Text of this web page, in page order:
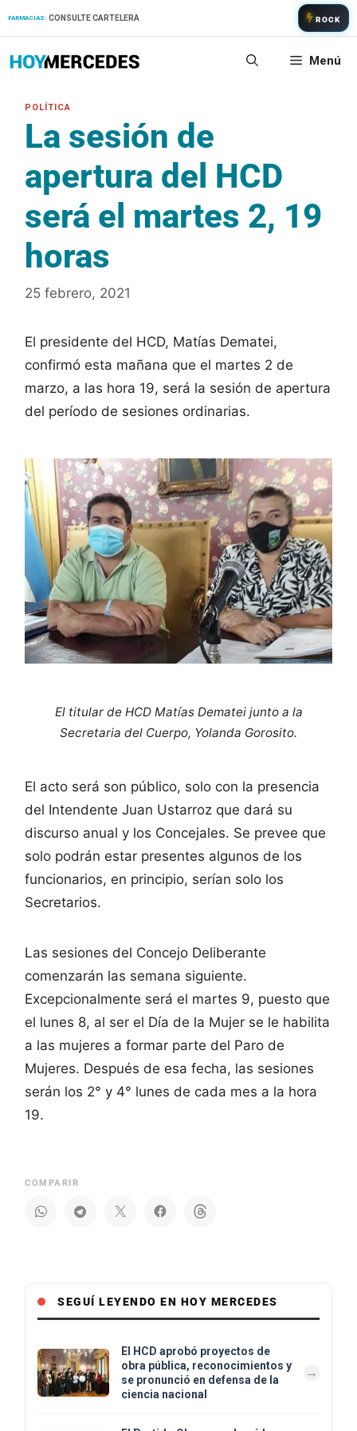
FARMACIAS: CONSULTE CARTELERA ROCK
Menú
La sesión de
apertura del HCD
será el martes 2, 19
horas
25 febrero, 2021
El presidente del HCD, Matías Dematei,
confirmó esta mañana que el martes 2 de
marzo, a las hora 19, será la sesión de apertura
del período de sesiones ordinarias.
El titular de HCD Matías Dematei junto a la
Secretaria del Cuerpo, Yolanda Gorosito.
El acto será son público, solo con la presencia
del Intendente Juan Ustarroz que dará su
discurso anual y los Concejales. Se prevee que
solo podrán estar presentes algunos de los
funcionarios, en principio, serían solo los
Secretarios.
Las sesiones del Concejo Deliberante
comenzarán las semana siguiente.
Excepcionalmente será el martes 9, puesto que
el lunes 8, al ser el Día de la Mujer se le habilita
a las mujeres a formar parte del Paro de
Mujeres. Después de esa fecha, las sesiones
serán los 2° y 4° lunes de cada mes a la hora
19.
COMPARIR
SEGUÍ LEYENDO EN HOY MERCEDES
El HCD aprobó proyectos de
obra pública, reconocimientos y
se pronunció en defensa de la
ciencia nacional